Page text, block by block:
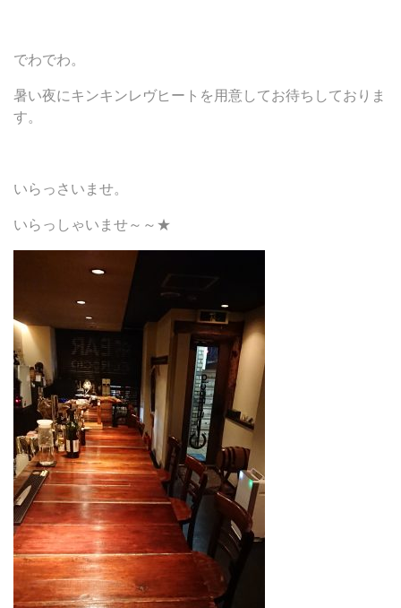
でわでわ。
暑い夜にキンキンレヴヒートを用意してお待ちしておりま
す。
いらっさいませ。
いらっしゃいませ～～★